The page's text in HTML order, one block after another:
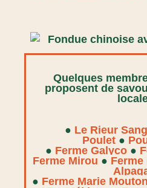
Quelques
proposent de
● Le Rieur
Poulet●
● Ferme Galyco●
Ferme Mirou ● Ferme
● Ferme Marie Mouton